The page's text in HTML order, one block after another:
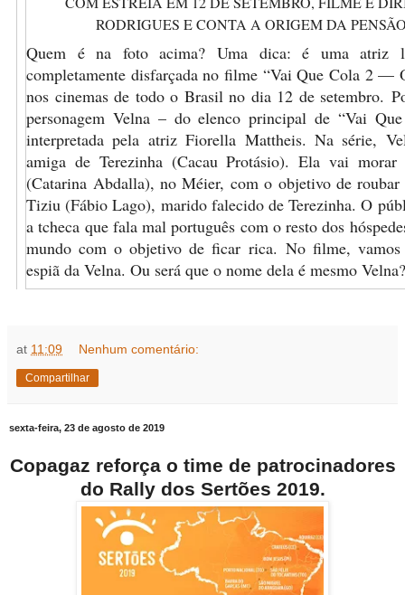
RODRIGUES E CONTA A ORIGEM DA
Quem é na foto acima? Uma dica: é uma atriz
completamente disfarçada no filme “Vai Que Cola 2 —
nos cinemas de todo o Brasil no dia 12 de setembro.
personagem Velna – do elenco principal de “Vai
interpretada pela atriz Fiorella Mattheis. Na série,
amiga de Terezinha (Cacau Protásio). Ela vai
(Catarina Abdalla), no Méier, com o objetivo de roubar
Tiziu (Fábio Lago), marido falecido de Terezinha. O
a tcheca que fala mal português com o resto dos
mundo com o objetivo de ficar rica. No filme, vamos
espiã da Velna. Ou será que o nome dela é mesmo
at 11:09 Nenhum comentário:
Compartilhar
sexta-feira, 23 de agosto de 2019
Copagaz reforça o time de patrocinadores
do Rally dos Sertões 2019.